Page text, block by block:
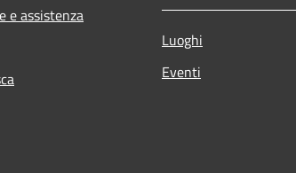
e assistenza
Luoghi
Eventi